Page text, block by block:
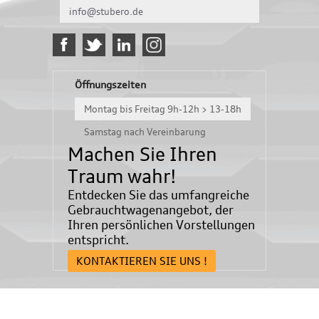
info@stubero.de
Öffnungszeiten
Montag bis Freitag 9h-12h > 13-18h
Samstag nach Vereinbarung
Machen Sie Ihren
Traum wahr!
Entdecken Sie das umfangreiche
Gebrauchtwagenangebot, der
Ihren persönlichen Vorstellungen
entspricht.
KONTAKTIEREN SIE UNS !